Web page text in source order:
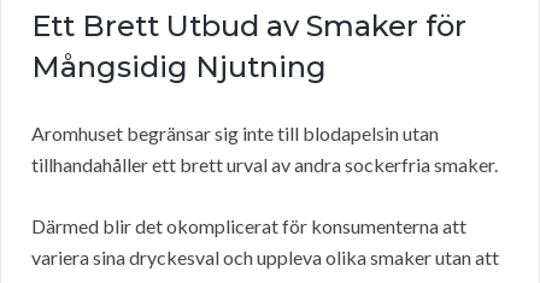
Ett Brett Utbud av Smaker för
Mångsidig Njutning
Aromhuset begränsar sig inte till blodapelsin utan
tillhandahåller ett brett urval av andra sockerfria smaker.
Därmed blir det okomplicerat för konsumenterna att
variera sina dryckesval och uppleva olika smaker utan att